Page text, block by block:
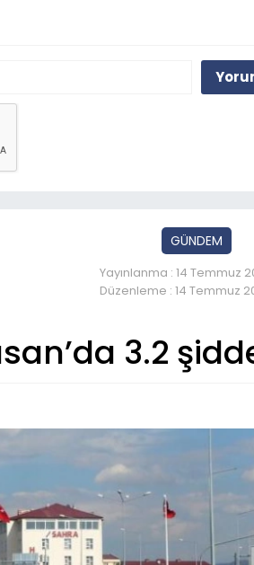
GÜNDEM
Yayınlanma : 14 Temmuz
Düzenleme : 14 Temmuz
3.2